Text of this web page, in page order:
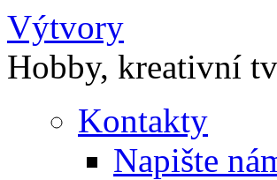
Výtvory
Hobby, kreativní
Kontakty
Napište